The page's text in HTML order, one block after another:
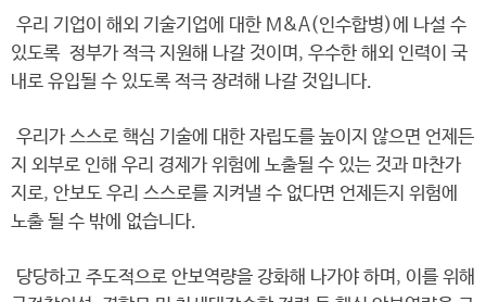
우리 기업이 해외 기술기업에 대한 M&A(인수합병)에 나설 수
있도록 정부가 적극 지원해 나갈 것이며, 우수한 해외 인력이 국
내로 유입될 수 있도록 적극 장려해 나갈 것입니다.
우리가 스스로 핵심 기술에 대한 자립도를 높이지 않으면 언제든
지 외부로 인해 우리 경제가 위험에 노출될 수 있는 것과 마찬가
지로, 안보도 우리 스스로를 지켜낼 수 없다면 언제든지 위험에
노출 될 수 밖에 없습니다.
당당하고 주도적으로 안보역량을 강화해 나가야 하며, 이를 위해